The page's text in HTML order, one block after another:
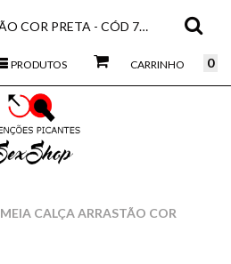
MEIA CALÇA ARRASTÃO COR PRETA - CÓD 7020
PRODUTOS 0
CARRINHO
MEIA CALÇA ARRASTÃO COR